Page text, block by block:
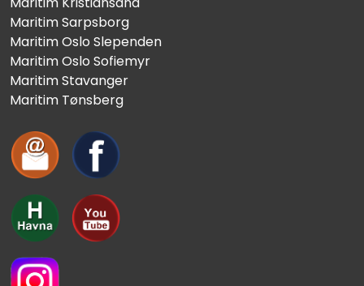
Maritim Sarpsborg
Maritim Oslo Slependen
Maritim Oslo Sofiemyr
Maritim Stavanger
Maritim Tønsberg